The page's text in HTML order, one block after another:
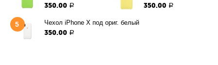
350.00 Р 350.00 Р
5 Чехол iPhone X под ориг. белый
350.00 Р